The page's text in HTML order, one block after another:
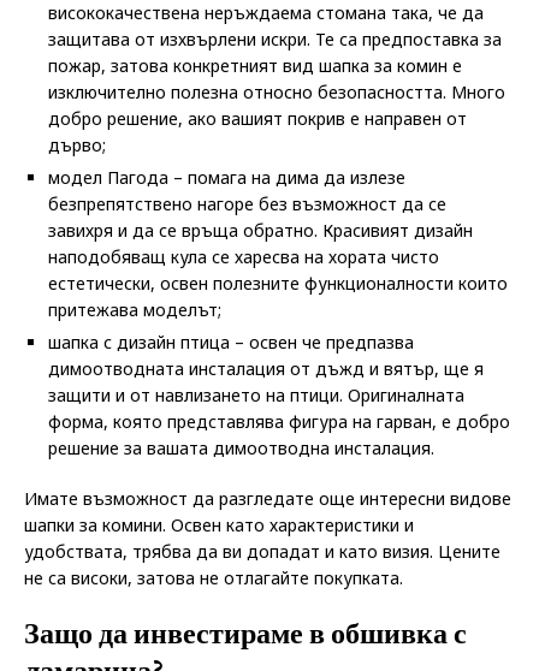
висококачествена неръждаема стомана така, че да
защитава от изхвърлени искри. Те са предпоставка за
пожар, затова конкретният вид шапка за комин е
изключително полезна относно безопасността. Много
добро решение, ако вашият покрив е направен от
дърво;
модел Пагода – помага на дима да излезе
безпрепятствено нагоре без възможност да се
завихря и да се връща обратно. Красивият дизайн
наподобяващ кула се харесва на хората чисто
естетически, освен полезните функционалности които
притежава моделът;
шапка с дизайн птица – освен че предпазва
димоотводната инсталация от дъжд и вятър, ще я
защити и от навлизането на птици. Оригиналната
форма, която представлява фигура на гарван, е добро
решение за вашата димоотводна инсталация.
Имате възможност да разгледате още интересни видове
шапки за комини. Освен като характеристики и
удобствата, трябва да ви допадат и като визия. Цените
не са високи, затова не отлагайте покупката.
Защо да инвестираме в обшивка с